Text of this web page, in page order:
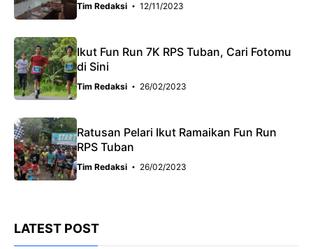
Tim Redaksi 12/11/2023
Ikut Fun Run 7K RPS Tuban, Cari Fotomu
di Sini
Tim Redaksi 26/02/2023
Ratusan Pelari Ikut Ramaikan Fun Run
RPS Tuban
Tim Redaksi 26/02/2023
LATEST POST